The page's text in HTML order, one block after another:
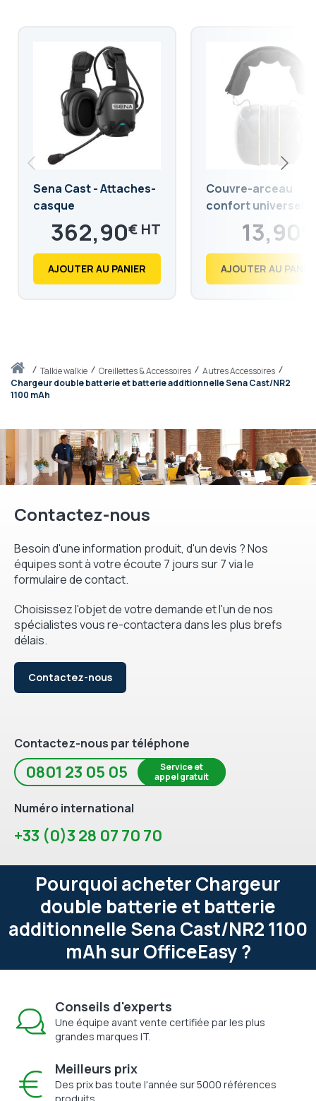
Accueiltalkie walkie Oreillettes & Accessoires
Autres Accessoires
Chargeur double batterie et batterie additionnelle Sena Cast/NR2
1100 mAh
Sena Cast - Attaches-
casque
362,90€
435,48
AJOUTER AU PANIER
Couvre-arceau
confort universel
casque antibruit
13,90
16,68
AJOUTER AU
Contactez-nous
Besoin d'une information produit, d'un devis ? Nos
équipes sont à votre écoute 7 jours sur 7 via le
formulaire de contact.
Choisissez l'objet de votre demande et l'un de nos
spécialistes vous re-contactera dans les plus brefs
délais.
Contactez-nous
Contactez-nous par téléphone
0801 23 05 05
Service et
appel gratuit
Numéro international
+33 (0)3 28 07 70 70
Pourquoi acheter Chargeur
double batterie et batterie
additionnelle Sena Cast/NR2 1100
mAh sur OfficeEasy ?
Conseils d'experts
Une équipe avant vente certifiée par les plus
grandes marques IT.
Meilleurs prix
Des prix bas toute l'année sur 5000 références